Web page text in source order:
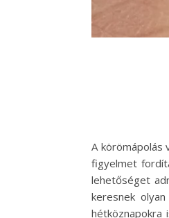
A körömápolás
figyelmet
lehetőséget
keresnek
hétköznapokra